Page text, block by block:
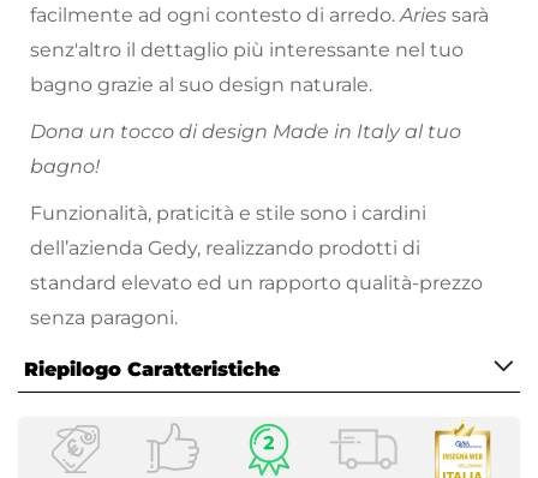
facilmente ad ogni contesto di arredo.Aries sarà
senz'altro il dettaglio più interessante nel tuo
bagno grazie al suo design naturale.
Dona un tocco di design Made in Italy al tuo
bagno!
Funzionalità, praticità e stile sono i cardini
dell’azienda Gedy, realizzando prodotti di
standard elevato ed un rapporto qualità-prezzo
senza paragoni.
Riepilogo Caratteristiche
Caratteristiche Generali
Tipologia